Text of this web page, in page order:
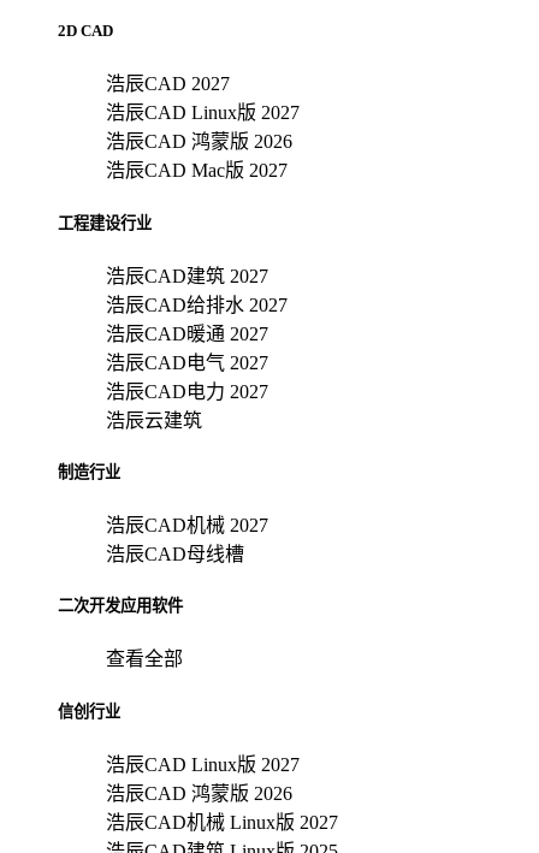
2D CAD
浩辰CAD 2027
浩辰CAD Linux版 2027
浩辰CAD 鸿蒙版 2026
浩辰CAD Mac版 2027
工程建设行业
浩辰CAD建筑 2027
浩辰CAD给排水 2027
浩辰CAD暖通 2027
浩辰CAD电气 2027
浩辰CAD电力 2027
浩辰云建筑
制造行业
浩辰CAD机械 2027
浩辰CAD母线槽
二次开发应用软件
查看全部
信创行业
浩辰CAD Linux版 2027
浩辰CAD 鸿蒙版 2026
浩辰CAD机械 Linux版 2027